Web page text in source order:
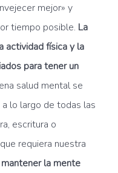
mejor» y
tiempo posible. La
actividad física y la
para tener un
salud mental se
lo largo de todas las
escritura o
requiera nuestra
mantener la mente